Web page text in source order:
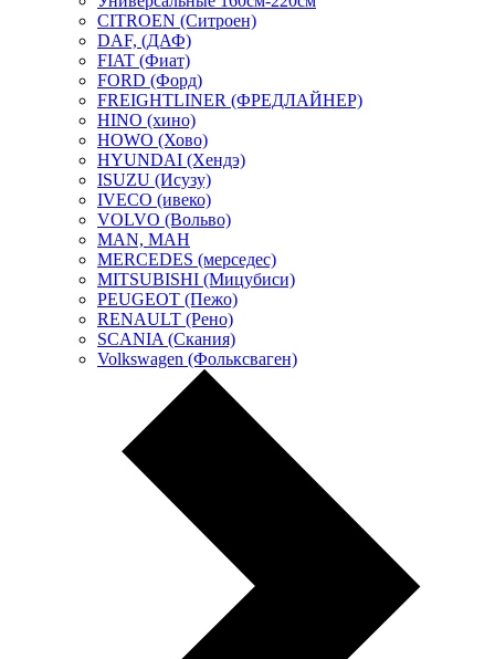
CITROEN (Ситроен)
DAF, (ДАФ)
FIAT (Фиат)
FORD (Форд)
FREIGHTLINER (ФРЕДЛАЙНЕР)
HINO (хино)
HOWO (Хово)
HYUNDAI (Хендэ)
ISUZU (Исузу)
IVECO (ивеко)
VOLVO (Вольво)
MAN, МАН
MERCEDES (мерседес)
MITSUBISHI (Мицубиси)
PEUGEOT (Пежо)
RENAULT (Рено)
SCANIA (Скания)
Volkswagen (Фольксваген)